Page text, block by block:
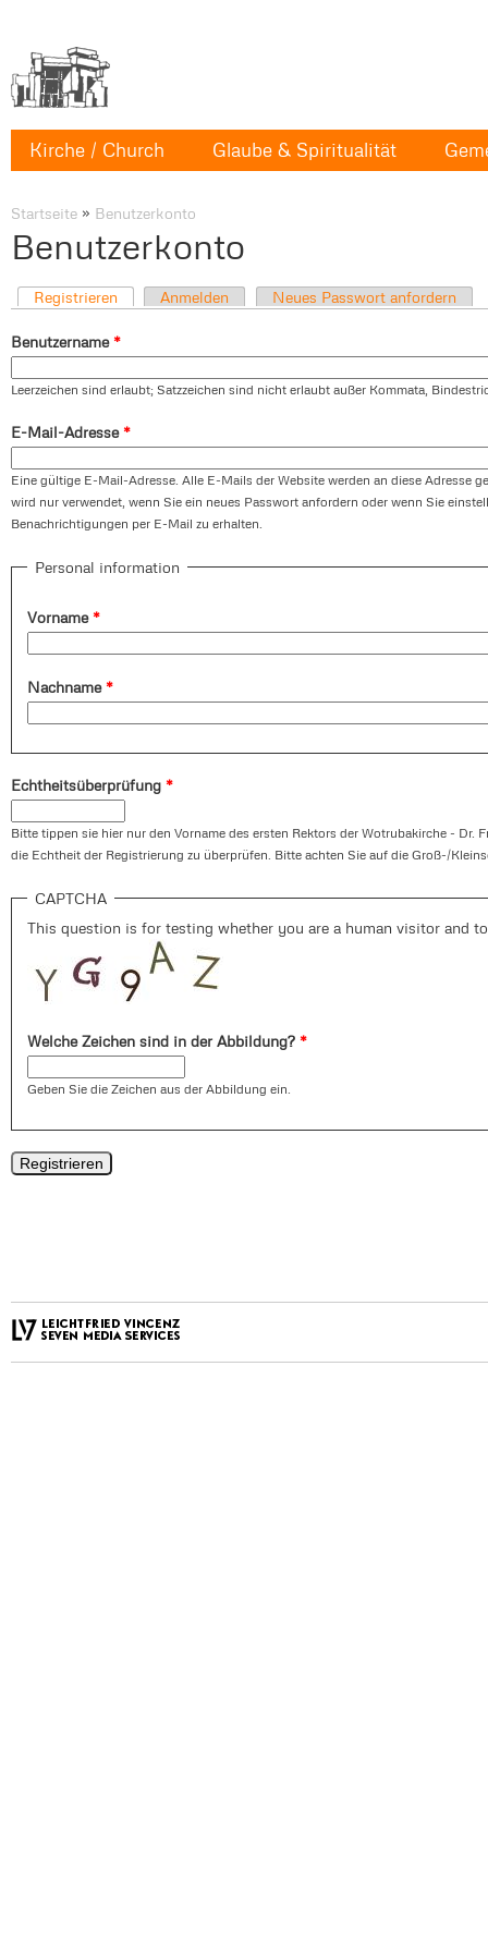
Kirche / Church Glaube & Spiritualität
Startseite » Benutzerkonto
Benutzerkonto
Registrieren Anmelden Neues Passwort anfordern
Benutzername *
Leerzeichen sind erlaubt; Satzzeichen sind nicht erlaubt außer Kommata,
E-Mail-Adresse *
Eine gültige E-Mail-Adresse. Alle E-Mails der Website werden an diese Adresse
wird nur verwendet, wenn Sie ein neues Passwort anfordern oder wenn Sie
Benachrichtigungen per E-Mail zu erhalten.
Personal information
Vorname *
Nachname *
Echtheitsüberprüfung *
Bitte tippen sie hier nur den Vorname des ersten Rektors der Wotrubakirche - Dr.
die Echtheit der Registrierung zu überprüfen. Bitte achten Sie auf die Groß-/
CAPTCHA
This question is for testing whether you are a human visitor and
Welche Zeichen sind in der Abbildung? *
Geben Sie die Zeichen aus der Abbildung ein.